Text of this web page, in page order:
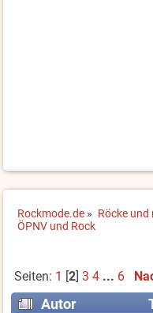
Rockmode.de » Röcke und
ÖPNV und Rock
Seiten: 1 [2] 3 4 ... 6
Autor